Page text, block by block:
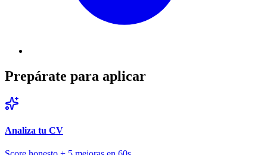
Prepárate para aplicar
Analiza tu CV